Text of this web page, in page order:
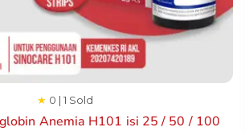
Anemia H101 isi 25 / 50 / 100
★ 0 | 1 Sold